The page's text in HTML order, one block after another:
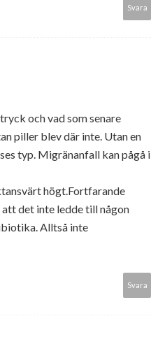
Svara
och vad som senare
piller blev där inte. Utan en
typ. Migränanfall kan pågå i
högt.Fortfarande
det inte ledde till någon
Alltså inte
Svara